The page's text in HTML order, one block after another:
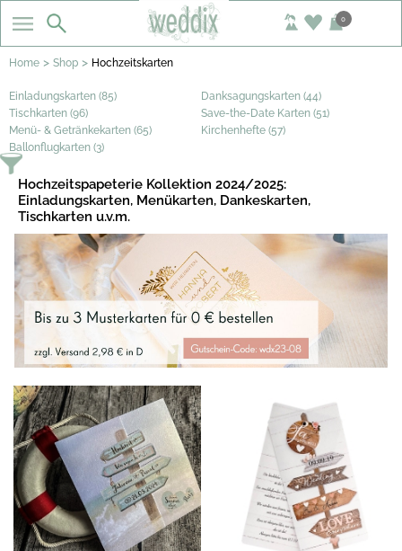
0
Home > Shop > Hochzeitskarten
Einladungskarten (85)
Danksagungskarten (44)
Tischkarten (96)
Save-the-Date Karten (51)
Menü- & Getränkekarten (65)
Kirchenhefte (57)
Ballonflugkarten (3)
Hochzeitspapeterie Kollektion 2024/2025:
Einladungskarten, Menükarten, Dankeskarten,
Tischkarten u.v.m.